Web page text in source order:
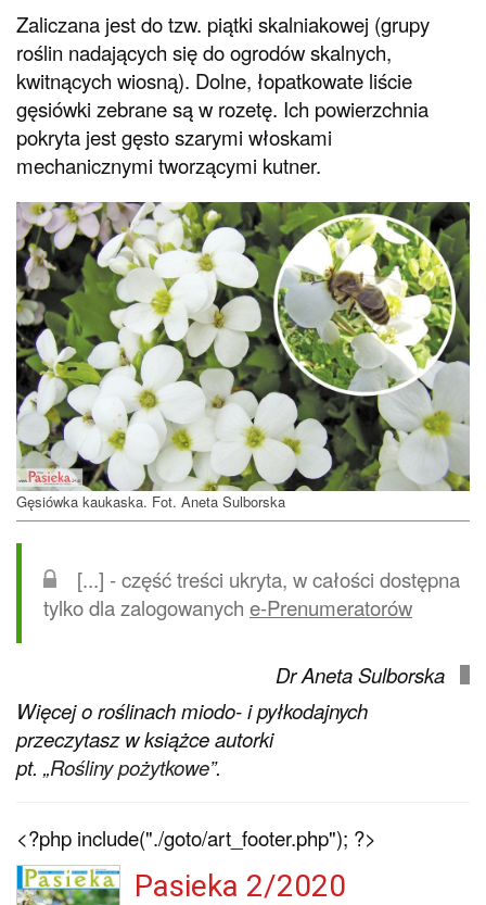
Zaliczana jest do tzw. piątki skalniakowej (grupy
roślin nadających się do ogrodów skalnych,
kwitnących wiosną). Dolne, łopatkowate liście
gęsiówki zebrane są w rozetę. Ich powierzchnia
pokryta jest gęsto szarymi włoskami
mechanicznymi tworzącymi kutner.
Gęsiówka kaukaska. Fot. Aneta Sulborska
[...] - część treści ukryta, w całości dostępna
tylko dla zalogowanych e-Prenumeratorów
Dr Aneta Sulborska
Więcej o roślinach miodo- i pyłkodajnych
przeczytasz w książce autorki
pt. „Rośliny pożytkowe”.
<?php include("./goto/art_footer.php"); ?>
Pasieka 2/2020